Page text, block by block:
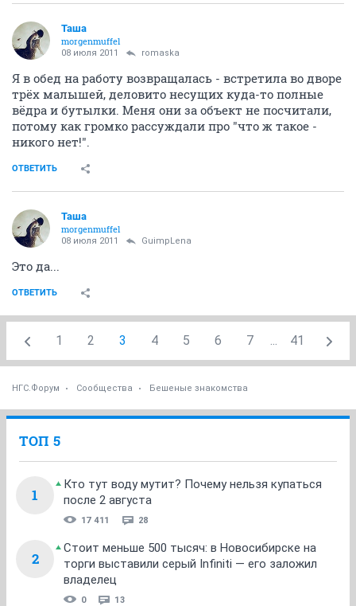
Таша
morgenmuffel
08 июля 2011 romaska
Я в обед на работу возвращалась - встретила во дворе
трёх малышей, деловито несущих куда-то полные
вёдра и бутылки. Меня они за объект не посчитали,
потому как громко рассуждали про "что ж такое -
никого нет!".
ОТВЕТИТЬ
Таша
morgenmuffel
08 июля 2011 GuimpLena
Это да...
ОТВЕТИТЬ
1 2 3 4 5 6 7 ... 41
НГС.Форум Сообщества Бешеные знакомства
ТОП 5
1
Кто тут воду мутит? Почему нельзя купаться
после 2 августа
17 411 28
2
Стоит меньше 500 тысяч: в Новосибирске на
торги выставили серый Infiniti — его заложил
владелец
0 13